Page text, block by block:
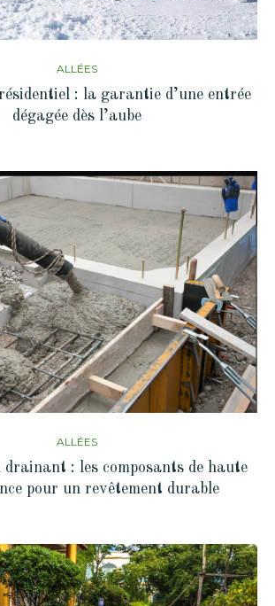
ALLÉES
: la garantie d’une entrée
dégagée dès l’aube
ALLÉES
drainant : les composants de haute
pour un revêtement durable